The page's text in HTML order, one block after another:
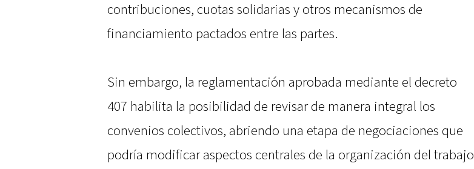
contribuciones, cuotas solidarias y otros mecanismos de
financiamiento pactados entre las partes.
Sin embargo, la reglamentación aprobada mediante el decreto
407 habilita la posibilidad de revisar de manera integral los
convenios colectivos, abriendo una etapa de negociaciones que
podría modificar aspectos centrales de la organización del trabajo